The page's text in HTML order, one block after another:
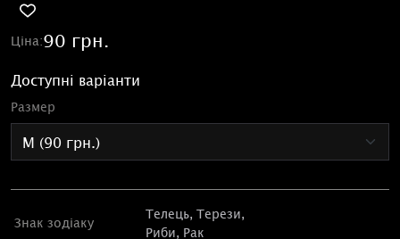
Ціна:90 грн.
Доступні варіанти
Размер
Знак зодіаку
Телець, Терези,
Риби, Рак